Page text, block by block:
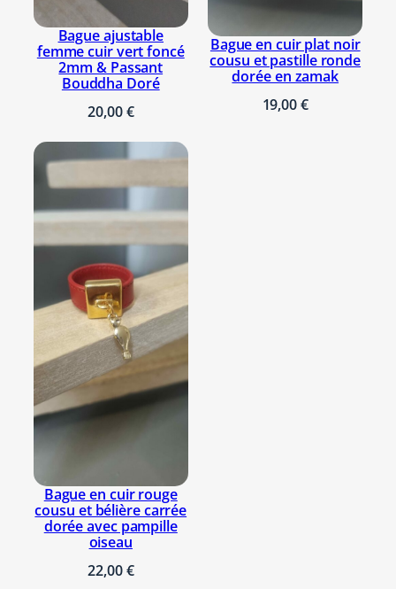
v
e
Bague ajustable
femme cuir vert foncé
2mm & Passant
Bouddha Doré
20,00€
Bague en cuir plat noir
cousu et pastille ronde
dorée en zamak
19,00€
Bague en cuir rouge
cousu et bélière carrée
dorée avec pampille
oiseau
22,00€